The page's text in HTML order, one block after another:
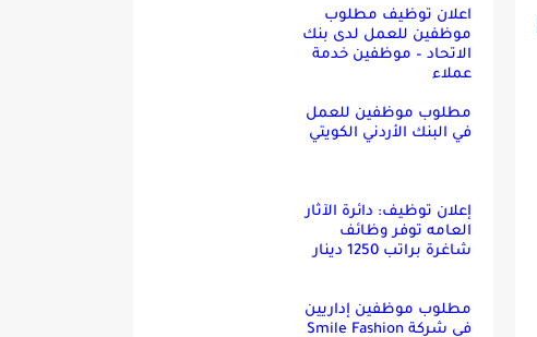
اعلان توظيف مطلوب
موظفين للعمل لدى بنك
الاتحاد – موظفين خدمة
عملاء
مطلوب موظفين للعمل
في البنك الأردني الكويتي
إعلان توظيف: دائرة الآثار
العامه توفر وظائف
شاغرة براتب 1250 دينار
مطلوب موظفين إداريين
في شركة Smile Fashion